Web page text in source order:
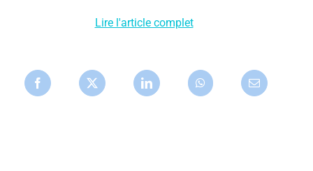
Lire l'article complet